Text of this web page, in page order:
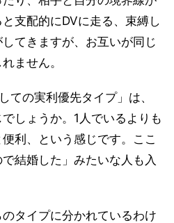
支配的にDVに走る、束縛し
てきますが、お互いが同じ
ません。
ての実利優先タイプ」は、
しょうか。1人でいるよりも
利、という感じです。ここ
結婚した」みたいな人も入
タイプに分かれているわけ